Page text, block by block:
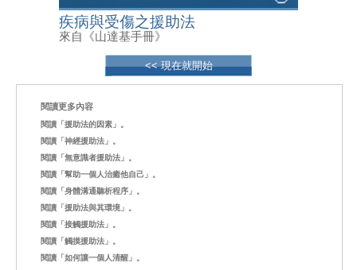
疾病與受傷之援助法
來自《山達基手冊》
<< 現在就開始
閱讀更多內容
閱讀「援助法的因素」。
閱讀「神經援助法」。
閱讀「無意識者援助法」。
閱讀「幫助一個人治癒他自己」。
閱讀「身體溝通聽析程序」。
閱讀「援助法與其環境」。
閱讀「接觸援助法」。
閱讀「觸摸援助法」。
閱讀「如何讓一個人清醒」。